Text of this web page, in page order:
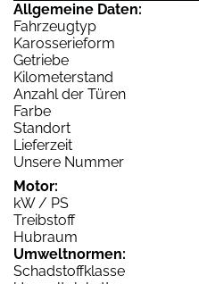
Allgemeine Daten:
Fahrzeugtyp
Karosserieform
Getriebe
Kilometerstand
Anzahl der Türen
Farbe
Standort
Lieferzeit
Unsere Nummer
Motor:
kW / PS
Treibstoff
Hubraum
Umweltnormen:
Schadstoffklasse